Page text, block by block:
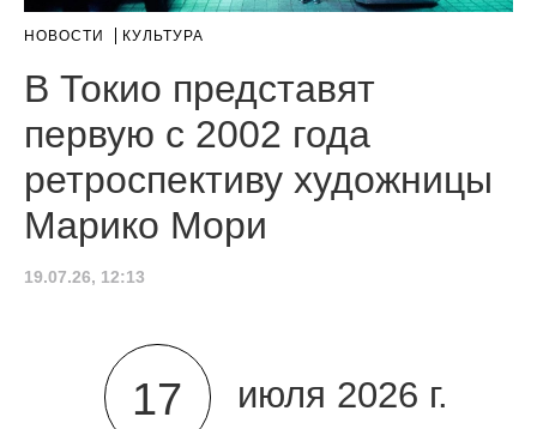
НОВОСТИ КУЛЬТУРА
В Токио представят
первую с 2002 года
ретроспективу художницы
Марико Мори
19.07.26, 12:13
17 июля 2026 г.